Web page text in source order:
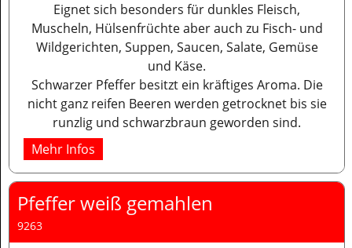
Eignet sich besonders für dunkles Fleisch,
Muscheln, Hülsenfrüchte aber auch zu Fisch- und
Wildgerichten, Suppen, Saucen, Salate, Gemüse
und Käse.
Schwarzer Pfeffer besitzt ein kräftiges Aroma. Die
nicht ganz reifen Beeren werden getrocknet bis sie
runzlig und schwarzbraun geworden sind.
Mehr Infos
Pfeffer weiß gemahlen
9263